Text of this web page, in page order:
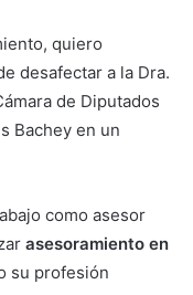
quiero
desafectar a la Dra.
de Diputados
Bachey en un
como asesor
asesoramiento en
su profesión